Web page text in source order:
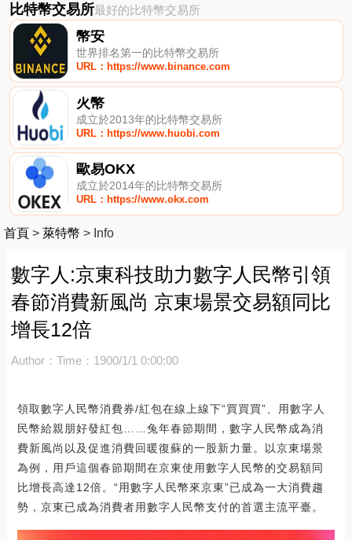
比特幣交易所最好的比特幣交易所
幣安
世界排名第一的比特幣交易所
URL：https://www.binance.com
火幣
成立於2013年的比特幣交易所
URL：https://www.huobi.com
歐易OKX
成立於2014年的比特幣交易所
URL：https://www.okx.com
首頁 > 萊特幣 > Info
數字人:京東科技助力數字人民幣引領
春節消費新風尚 京東場景交易額同比
增長12倍
Author： Time：1900/1/1 0:00:00
領取數字人民幣消費券/紅包在線上線下“買買買”、用數字人
民幣給親朋好發紅包……兔年春節期間，數字人民幣成為消
費新風尚以及促進消費回暖復蘇的一股新力量。以京東場景
為例，用戶這個春節期間在京東使用數字人民幣的交易額同
比增長高達12倍。“用數字人民幣來京東”已成為一大消費趨
勢，京東已成為消費者用數字人民幣支付的首選主流平臺。